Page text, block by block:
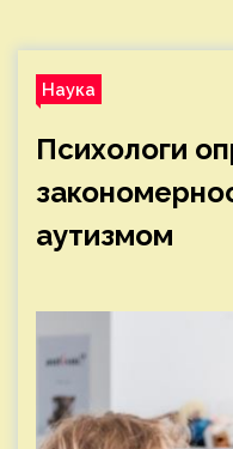
Наука
Психологи
аутизмом